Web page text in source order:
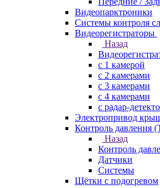
Видеопарктроники
Системы контроля
Видеорегистраторы
Назад
с 1 камерой
с 2 камерами
с 3 камерами
с 4 камерами
с радар-
Электропривод
Контроль давления
Назад
Контроль
Датчики
Системы
Щётки с подогревом